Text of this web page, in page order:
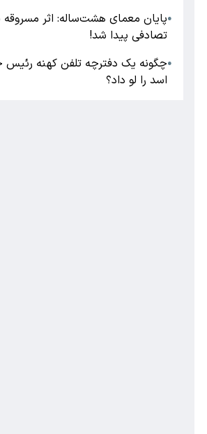
●پایان معمای هشت‌ساله: اثر مسروقه
تصادفی پیدا شد!
●چگونه یک دفترچه تلفن کهنه رئیس
اسد را لو داد؟